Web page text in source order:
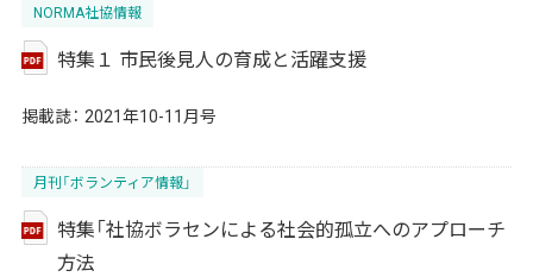
NORMA社協情報
特集１ 市民後見人の育成と活躍支援
掲載誌： 2021年10-11月号
月刊「ボランティア情報」
特集「社協ボラセンによる社会的孤立へのアプローチ
方法